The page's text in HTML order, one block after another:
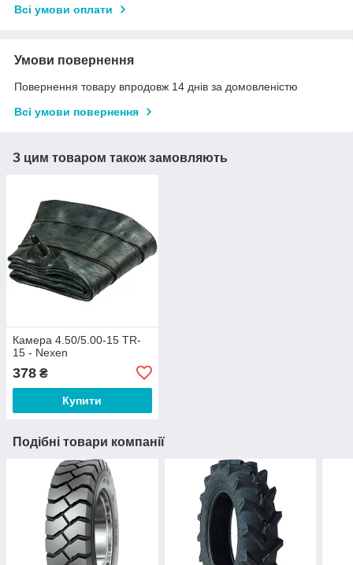
Всі умови оплати
Умови повернення
Повернення товару впродовж 14 днів за домовленістю
Всі умови повернення
З цим товаром також замовляють
Камера 4.50/5.00-15 TR-
15 - Nexen
378 ₴
Купити
Подібні товари компанії